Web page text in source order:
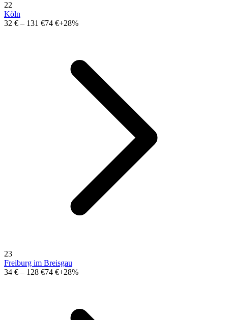
22
Köln
32 € – 131 €74 €+28%
23
Freiburg im Breisgau
34 € – 128 €74 €+28%